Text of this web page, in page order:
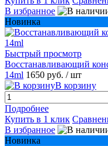
В избранное
Новинка
Быстрый просмотр
Восстанавливающий
14ml 1650 руб. / шт
В корзину
Подробнее
Купить в 1 клик
В избранное
Новинка